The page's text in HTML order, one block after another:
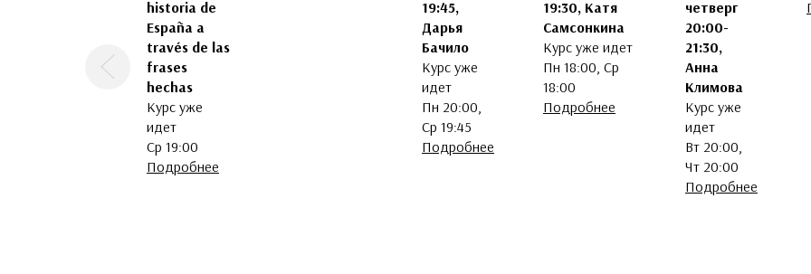
historia de
España a
través de las
frases
hechas
Курс уже
идет
Ср 19:00
Подробнее
19:45,
Дарья
Бачило
Курс уже
идет
Пн 20:00,
Ср 19:45
Подробнее
19:30, Катя
Самсонкина
Курс уже идет
Пн 18:00, Ср
18:00
Подробнее
четверг
20:00-
21:30,
Анна
Климова
Курс уже
идет
Вт 20:00,
Чт 20:00
Подробнее
Предыдущая